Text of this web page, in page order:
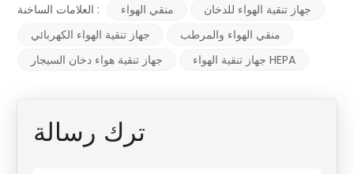
العلامات الساخنة : منقي الهواء
جهاز تنقية الهواء للدخان
جهاز تنقية الهواء الكهربائي
منقي الهواء والمرطب
جهاز تنقية هواء دخان السيجار
جهاز تنقية الهواء HEPA
ترك رسالة